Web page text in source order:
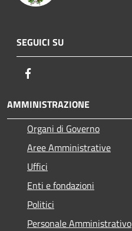
SEGUICI SU
AMMINISTRAZIONE
Organi di Governo
Aree Amministrative
Uffici
Enti e fondazioni
Politici
Personale Amministrativo